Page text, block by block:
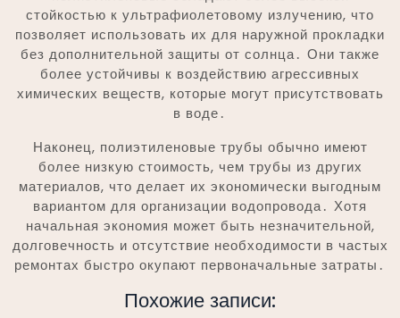
стойкостью к ультрафиолетовому излучению, что
позволяет использовать их для наружной прокладки
без дополнительной защиты от солнца․ Они также
более устойчивы к воздействию агрессивных
химических веществ, которые могут присутствовать
в воде․
Наконец, полиэтиленовые трубы обычно имеют
более низкую стоимость, чем трубы из других
материалов, что делает их экономически выгодным
вариантом для организации водопровода․ Хотя
начальная экономия может быть незначительной,
долговечность и отсутствие необходимости в частых
ремонтах быстро окупают первоначальные затраты․
Похожие записи: